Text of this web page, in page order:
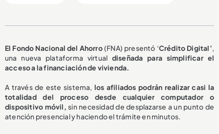
El Fondo Nacional del Ahorro(FNA) presentó ‘Crédito Digital’,
una nueva plataforma virtual diseñada para simplificar el
acceso a la financiación de vivienda.
A través de este sistema, los afiliados podrán realizar casi la
totalidad del proceso desde cualquier computador o
dispositivo móvil, sin necesidad de desplazarse a un punto de
atención presencial y haciendo el trámite en minutos.